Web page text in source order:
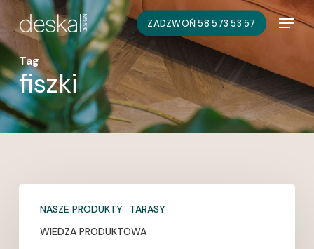
Skip
to
main
content
ZADZWOŃ 58 573 53 57 Menu
Tag
fiszki
NASZE PRODUKTY
TARASY
WIEDZA PRODUKTOWA